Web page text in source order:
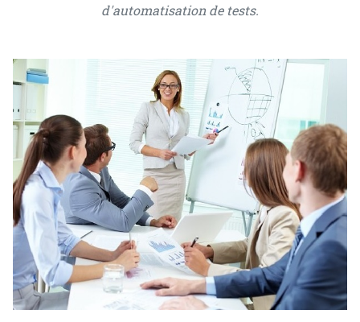
d'automatisation de tests.